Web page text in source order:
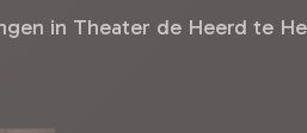
in Theater de Heerd te